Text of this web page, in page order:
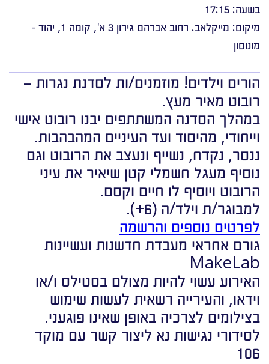
בשעה: 17:15
מיקום: מייקלאב. רחוב אברהם גירון 3 א', קומה 1, יהוד -
מונוסון
הורים וילדים! מוזמנים/ות לסדנת נגרות –
רובוט מאיר מעץ.
במהלך הסדנה המשתתפים יבנו רובוט אישי
וייחודי, מהיסוד ועד העיניים המהבהבות.
ננסר, נקדח, נשייף ונעצב את הרובוט וגם
נוסיף מעגל חשמלי קטן שיאיר את עיני
הרובוט ויוסיף לו חיים וקסם.
למבוגר/ת וילד/ה (6+).
לפרטים נוספים והרשמה
גורם אחראי מעבדת חדשנות ועשיינות
MakeLab
האירוע עשוי להיות מצולם בסטילס ו/או
וידאו, והעירייה רשאית לעשות שימוש
בצילומים לצרכיה באופן שאינו פוגעני.
לסידורי נגישות נא ליצור קשר עם מוקד
106